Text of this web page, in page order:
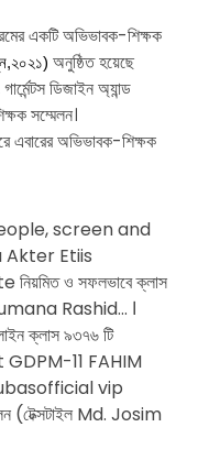
একটি অভিভাবক-শিক্ষক
অনুষ্ঠিত হয়েছে
ডিজাইন অ্যান্ড
সম্মেলন।
এবারের অভিভাবক-শিক্ষক